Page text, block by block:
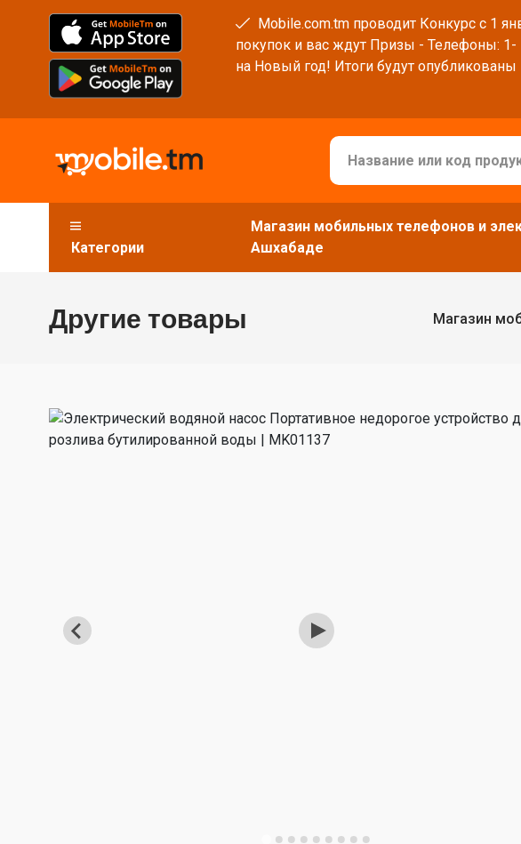
Mobile.com.tm проводит Конкурс с 1
покупок и вас ждут Призы - Телефоны: 1-
на Новый год! Итоги будут опубликованы
Категории
Магазин мобильных телефонов и
Ашхабаде
Другие товары Магазин